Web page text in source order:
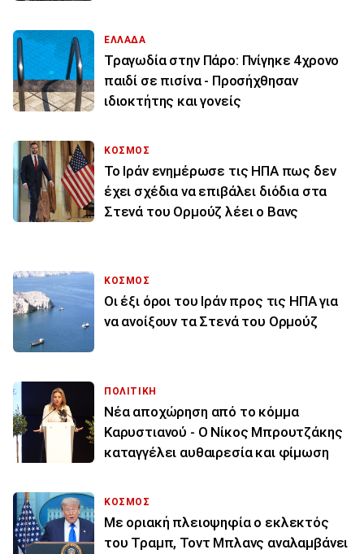
ΕΛΛΑΔΑ
Τραγωδία στην Πάρο: Πνίγηκε 4χρονο
παιδί σε πισίνα - Προσήχθησαν
ιδιοκτήτης και γονείς
ΚΟΣΜΟΣ
To Ιράν ενημέρωσε τις ΗΠΑ πως δεν
έχει σχέδια να επιβάλει διόδια στα
Στενά του Ορμούζ λέει ο Βανς
ΚΟΣΜΟΣ
Οι έξι όροι του Ιράν προς τις ΗΠΑ για
να ανοίξουν τα Στενά του Ορμούζ
ΠΟΛΙΤΙΚΗ
Νέα αποχώρηση από το κόμμα
Καρυστιανού - Ο Νίκος Μπρουτζάκης
καταγγέλει αυθαιρεσία και φίμωση
ΚΟΣΜΟΣ
Με οριακή πλειοψηφία ο εκλεκτός
του Τραμπ, Τοντ Μπλανς αναλαμβάνει